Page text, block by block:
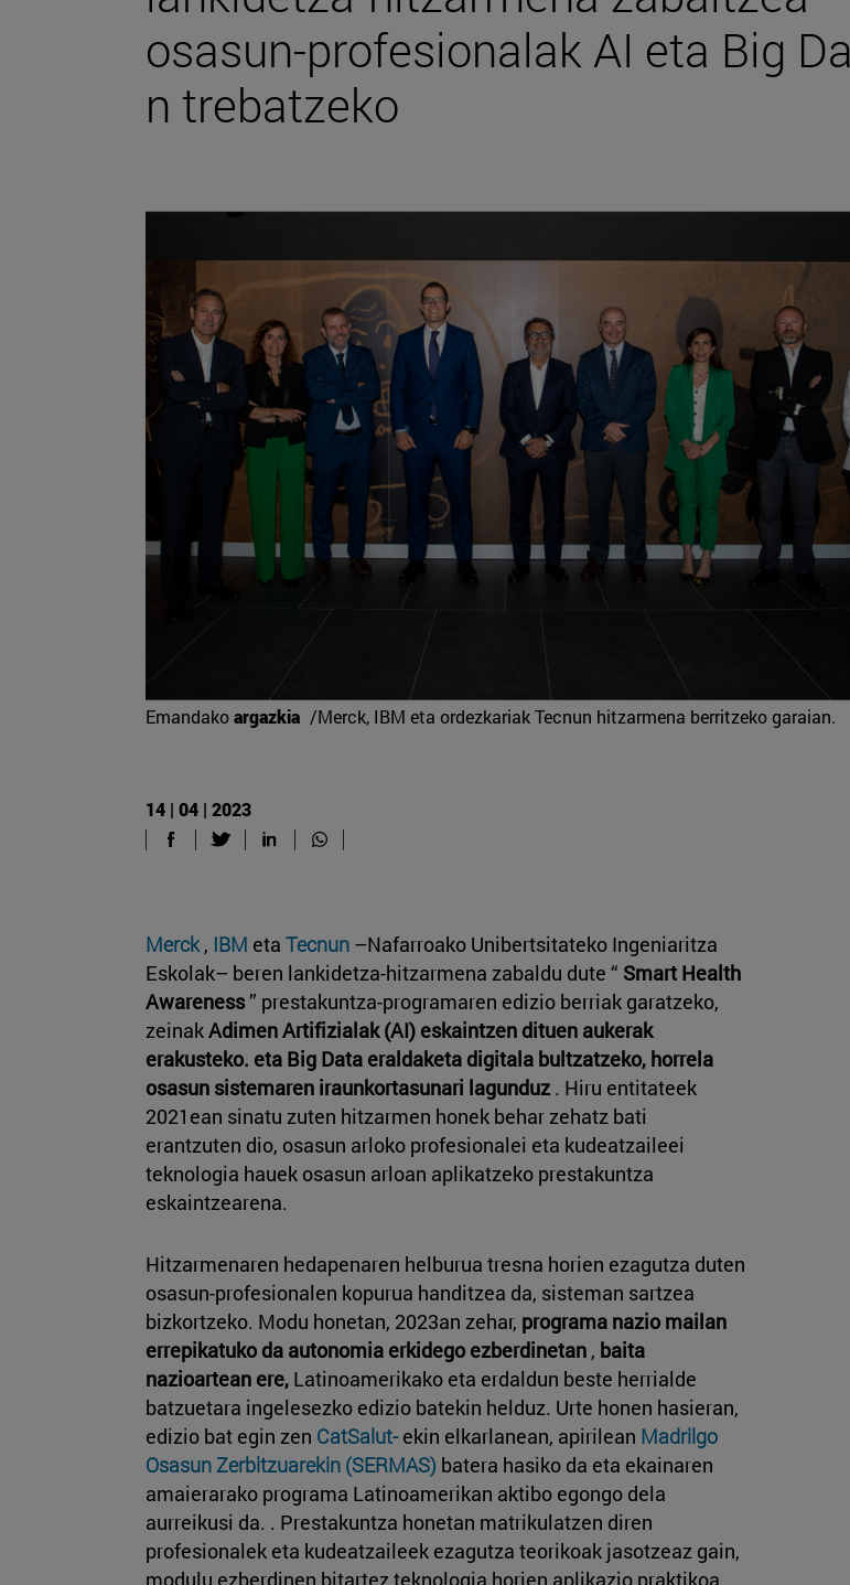
osasun-profesionalak AI eta Big
n trebatzeko
Emandakoargazkia /Merck, IBM eta ordezkariak Tecnun hitzarmena berritzeko garaian.
14 | 04 | 2023
Merck , IBM eta Tecnun –Nafarroako Unibertsitateko Ingeniaritza
Eskolak– beren lankidetza-hitzarmena zabaldu dute “ Smart Health
Awareness” prestakuntza-programaren edizio berriak garatzeko,
zeinakAdimen Artifizialak (AI) eskaintzen dituen aukerak
erakusteko. eta Big Data eraldaketa digitala bultzatzeko, horrela
osasun sistemaren iraunkortasunari lagunduz . Hiru entitateek
2021ean sinatu zuten hitzarmen honek behar zehatz bati
erantzuten dio, osasun arloko profesionalei eta kudeatzaileei
teknologia hauek osasun arloan aplikatzeko prestakuntza
eskaintzearena.
Hitzarmenaren hedapenaren helburua tresna horien ezagutza duten
osasun-profesionalen kopurua handitzea da, sisteman sartzea
bizkortzeko. Modu honetan, 2023an zehar, programa nazio mailan
errepikatuko da autonomia erkidego ezberdinetan , baita
nazioartean ere, Latinoamerikako eta erdaldun beste herrialde
batzuetara ingelesezko edizio batekin helduz. Urte honen hasieran,
edizio bat egin zen CatSalut-ekin elkarlanean, apirilean Madrilgo
Osasun Zerbitzuarekin (SERMAS) batera hasiko da eta ekainaren
amaierarako programa Latinoamerikan aktibo egongo dela
aurreikusi da. . Prestakuntza honetan matrikulatzen diren
profesionalek eta kudeatzaileek ezagutza teorikoak jasotzeaz gain,
modulu ezberdinen bitartez teknologia horien aplikazio praktikoa